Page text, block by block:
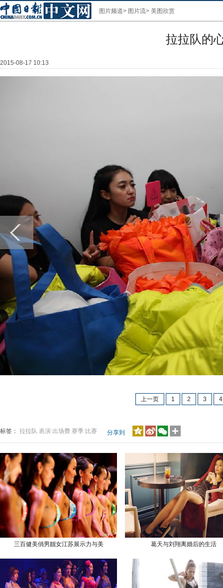
图片频道> 图片流> 美图欣赏
拉拉队的
2015-08-17 10:13
上一页 1 2 3 4
标签： 拉拉队 表演 出场费 赛季 比赛 分享到
三百健美俏男靓女江苏展示力与美 葛天与刘翔离婚后的生活